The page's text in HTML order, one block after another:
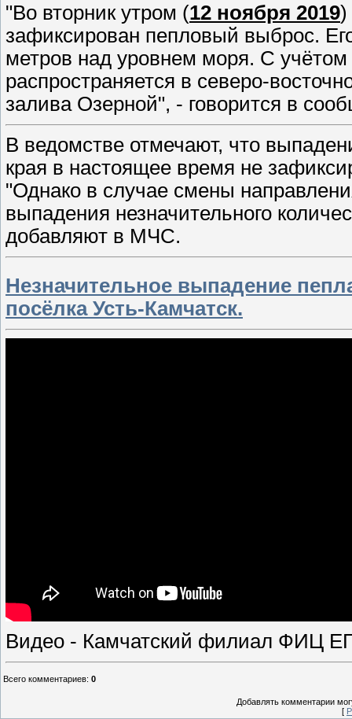
"Во вторник утром (12 ноября 2019)
зафиксирован пепловый выброс.
метров над уровнем моря. С
распространяется в северо-
залива Озерной", - говорится в
В ведомстве отмечают, что
края в настоящее время не
"Однако в случае смены
выпадения незначительного
добавляют в МЧС.
Незначительное выпадение
посёлка Усть-Камчатск.
Видео - Камчатский филиал ФИЦ
Всего комментариев: 0
Добавлять комментарии
[